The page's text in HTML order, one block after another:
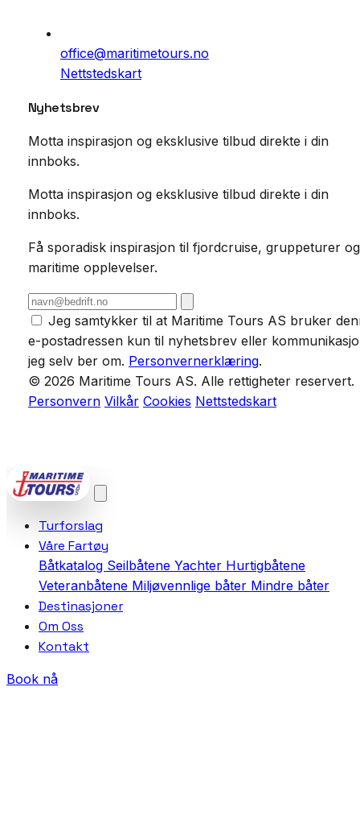
office@maritimetours.no
Nettstedskart
Nyhetsbrev
Motta inspirasjon og eksklusive tilbud direkte i din
innboks.
Motta inspirasjon og eksklusive tilbud direkte i din
innboks.
Få sporadisk inspirasjon til fjordcruise, gruppeturer og
maritime opplevelser.
Jeg samtykker til at Maritime Tours AS bruker
e-postadressen kun til nyhetsbrev eller
jeg selv ber om. Personvernerklæring.
© 2026 Maritime Tours AS. Alle rettigheter reservert.
Personvern Vilkår Cookies Nettstedskart
Turforslag
Våre Fartøy
Båtkatalog Seilbåtene Yachter Hurtigbåtene
Veteranbåtene Miljøvennlige båter Mindre båter
Destinasjoner
Om Oss
Kontakt
Book nå